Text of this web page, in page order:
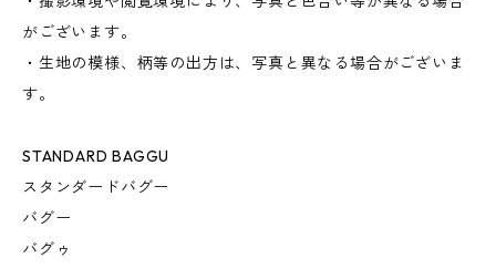
がございます。
・生地の模様、柄等の出方は、写真と異なる場合がございま
す。
STANDARD BAGGU
スタンダードバグー
バグー
バグゥ